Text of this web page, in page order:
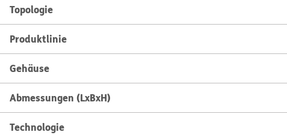
Topologie
Produktlinie
Gehäuse
Abmessungen (LxBxH)
Technologie